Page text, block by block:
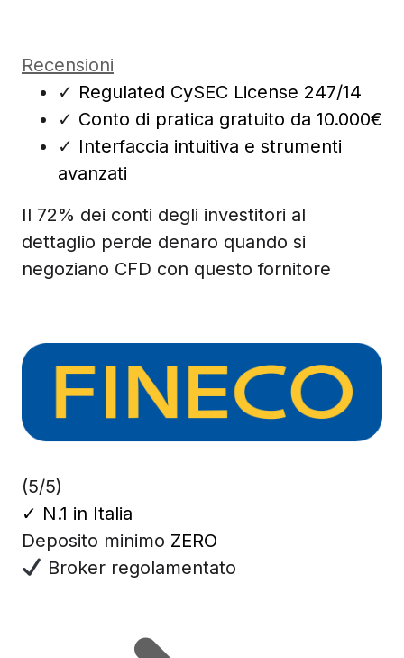
Recensioni
✓ Regulated CySEC License 247/14
✓ Conto di pratica gratuito da 10.000€
✓ Interfaccia intuitiva e strumenti
avanzati
Il 72% dei conti degli investitori al
dettaglio perde denaro quando si
negoziano CFD con questo fornitore
(5/5)
✓ N.1 in Italia
Deposito minimo ZERO
Broker regolamentato